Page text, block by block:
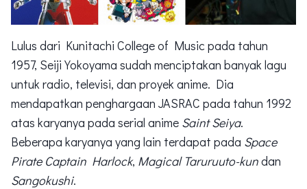
Lulus dari Kunitachi College of Music pada tahun
1957, Seiji Yokoyama sudah menciptakan banyak lagu
untuk radio, televisi, dan proyek anime. Dia
mendapatkan penghargaan JASRAC pada tahun 1992
atas karyanya pada serial anime Saint Seiya.
Beberapa karyanya yang lain terdapat pada Space
Pirate Captain Harlock, Magical Taruruuto-kundan
Sangokushi.